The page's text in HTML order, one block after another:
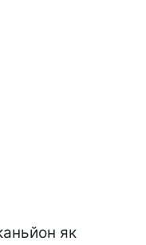
як